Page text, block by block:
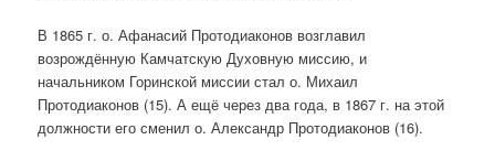
В 1865 г. о. Афанасий Протодиаконов возглавил
возрождённую Камчатскую Духовную миссию, и
начальником Горинской миссии стал о. Михаил
Протодиаконов (15). А ещё через два года, в 1867 г. на этой
должности его сменил о. Александр Протодиаконов (16).